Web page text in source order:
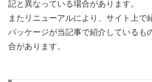
記と異なっている場合があります。
またリニューアルにより、サイト上で
パッケージが当記事で紹介しているも
合があります。